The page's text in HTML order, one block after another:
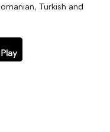
Turkish and